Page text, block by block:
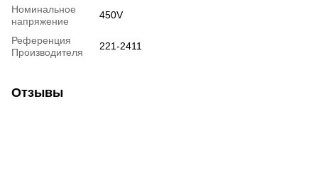
Номинальное
напряжение
450V
Референция
Производителя
221-2411
Отзывы